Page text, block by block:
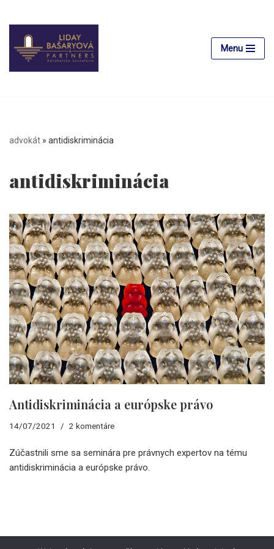
Preskočiť
na
obsah
Menu
advokát » antidiskriminácia
antidiskriminácia
Antidiskriminácia a európske právo
14/07/2021 2 komentáre
Zúčastnili sme sa seminára pre právnych expertov na tému
antidiskriminácia a európske právo.